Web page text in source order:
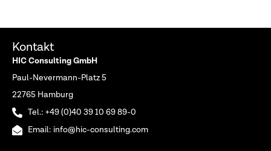
Kontakt
HIC Consulting GmbH
Paul-Nevermann-Platz 5
22765 Hamburg
Tel.: +49 (0)40 39 10 69 89-0
Email: info@hic-consulting.com